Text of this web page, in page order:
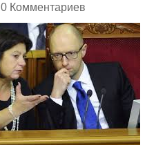
0 Комментариев